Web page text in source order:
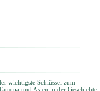
wichtigste Schlüssel zum
und Asien in der Geschichte